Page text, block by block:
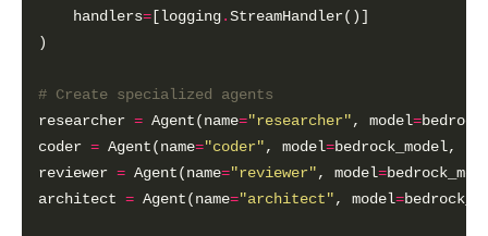
    handlers
=[logging.
# Create specialized agents
researcher = Agent(name="researcher", model=
coder = Agent(name="coder", model=bedrock_model,
reviewer = Agent(name="reviewer", model=
architect = Agent(name="architect", model=